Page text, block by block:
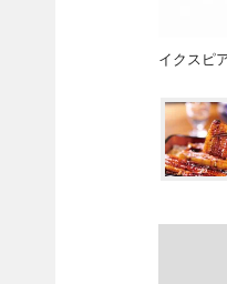
イクスピ